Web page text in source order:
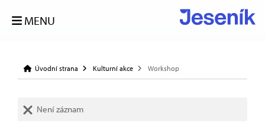
MENU
Úvodní strana Kulturní akce Workshop
Není záznam